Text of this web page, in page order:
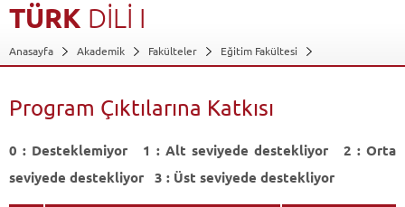
TÜRK DİLİ I
Anasayfa Akademik Fakülteler
Eğitim Fakültesi
Dersler - AKTS Kredileri
Program Çıktılarına Katkısı
Program Çıktılarına Katkısı
0 : Desteklemiyor 1 : Alt seviyede destekliyor 2 : Orta
seviyede destekliyor 3 : Üst seviyede destekliyor